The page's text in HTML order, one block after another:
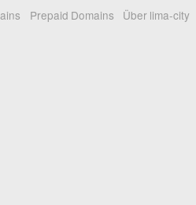
Prepaid Domains Über lima-city